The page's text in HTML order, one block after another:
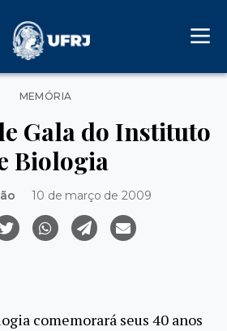
Categorias
MEMÓRIA
Gala do Instituto
Biologia
10 de março de 2009
comemorará seus 40 anos